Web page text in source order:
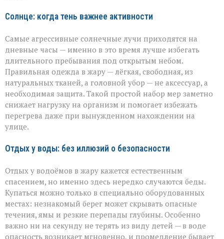
Солнце: когда тень важнее активности
Самые агрессивные солнечные лучи приходятся на
дневные часы — именно в это время лучше избегать
длительного пребывания под открытым небом.
Правильная одежда в жару — лёгкая, свободная, из
натуральных тканей, а головной убор — не аксессуар, а
необходимая защита. Такой простой набор мер заметно
снижает нагрузку на организм и помогает избежать
перегрева даже при вынужденном нахождении на
улице.
Отдых у воды: без иллюзий о безопасности
Отдых у водоёмов в жару кажется естественным
спасением, но именно здесь нередко случаются беды.
Купаться можно только в специально оборудованных
местах: незнакомый берег может скрывать опасные
течения, ямы и резкие перепады глубины. Особенно
важно ни на секунду не терять из виду детей — в воде
опасность возникает мгновенно, и промедление бывает